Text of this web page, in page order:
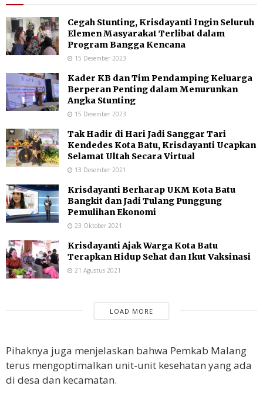
Cegah Stunting, Krisdayanti Ingin Seluruh
Elemen Masyarakat Terlibat dalam
Program Bangga Kencana
15 Desember 2023
Kader KB dan Tim Pendamping Keluarga
Berperan Penting dalam Menurunkan
Angka Stunting
15 Desember 2023
Tak Hadir di Hari Jadi Sanggar Tari
Kendedes Kota Batu, Krisdayanti Ucapkan
Selamat Ultah Secara Virtual
13 Desember 2021
Krisdayanti Berharap UKM Kota Batu
Bangkit dan Jadi Tulang Punggung
Pemulihan Ekonomi
23 Oktober 2021
Krisdayanti Ajak Warga Kota Batu
Terapkan Hidup Sehat dan Ikut Vaksinasi
21 Agustus 2021
LOAD MORE
Pihaknya juga menjelaskan bahwa Pemkab Malang
terus mengoptimalkan unit-unit kesehatan yang ada
di desa dan kecamatan.